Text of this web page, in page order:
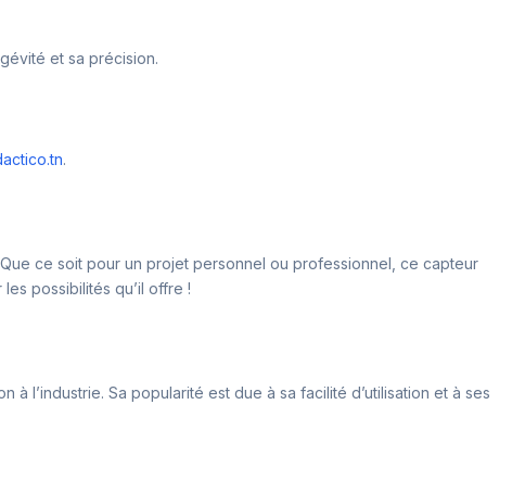
et sa précision.
.
ce soit pour un projet personnel ou professionnel, ce capteur
possibilités qu’il offre !
l’industrie. Sa popularité est due à sa facilité d’utilisation et à ses